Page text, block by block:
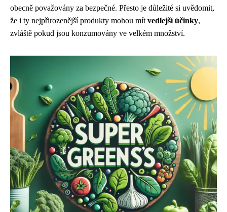
obecně považovány za bezpečné. Přesto je důležité si uvědomit,
že i ty nejpřirozenější produkty mohou mít vedlejší účinky,
zvláště pokud jsou konzumovány ve velkém množství.